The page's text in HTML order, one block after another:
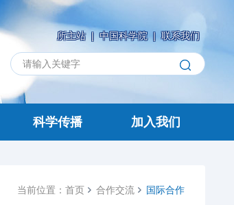
所主站|中国科学院|联系我们
科学传播 加入我们
当前位置： 首页 合作交流 国际合作